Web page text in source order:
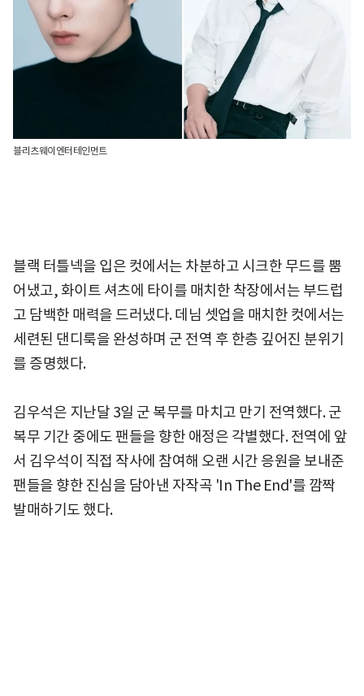
블리츠웨이엔터테인먼트
블랙 터틀넥을 입은 컷에서는 차분하고 시크한 무드를 뿜
어냈고, 화이트 셔츠에 타이를 매치한 착장에서는 부드럽
고 담백한 매력을 드러냈다. 데님 셋업을 매치한 컷에서는
세련된 댄디룩을 완성하며 군 전역 후 한층 깊어진 분위기
를 증명했다.
김우석은 지난달 3일 군 복무를 마치고 만기 전역했다. 군
복무 기간 중에도 팬들을 향한 애정은 각별했다. 전역에 앞
서 김우석이 직접 작사에 참여해 오랜 시간 응원을 보내준
팬들을 향한 진심을 담아낸 자작곡 'In The End'를 깜짝
발매하기도 했다.